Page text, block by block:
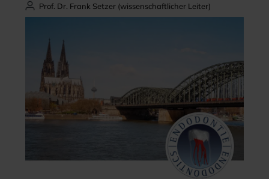
Prof. Dr. Frank Setzer (wissenschaftlicher Leiter)